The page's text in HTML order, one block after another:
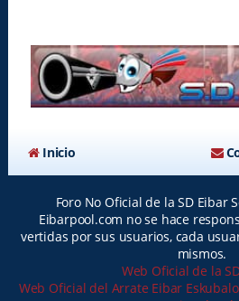
Inicio
Foro No Oficial de la SD Eibar
Eibarpool.com no se hace
vertidas por sus usuarios, cada
mismos.
Web Oficial de la
Web Oficial del Arrate Eibar